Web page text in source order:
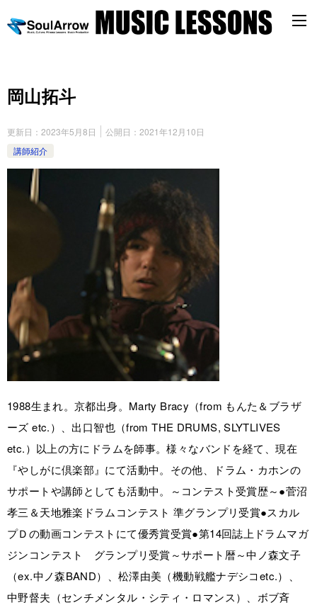
岡山拓斗
更新日： 2023年5月8日 公開日： 2021年12月10日
講師紹介
1988生まれ。京都出身。Marty Bracy（from もんた＆ブラザ
ーズ etc.）、出口智也（from THE DRUMS, SLYTLIVES
etc.）以上の方にドラムを師事。様々なバンドを経て、現在
『やしがに倶楽部』にて活動中。その他、ドラム・カホンの
サポートや講師としても活動中。～コンテスト受賞歴～●菅沼
孝三＆天地雅楽ドラムコンテスト 準グランプリ受賞●スカル
プＤの動画コンテストにて優秀賞受賞●第14回誌上ドラムマガ
ジンコンテスト グランプリ受賞～サポート暦～中ノ森文子
（ex.中ノ森BAND）、松澤由美（機動戦艦ナデシコetc.）、
中野督夫（センチメンタル・シティ・ロマンス）、ボブ斉